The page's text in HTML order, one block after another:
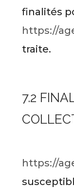
finalités
https://
traite.
7.2
https://